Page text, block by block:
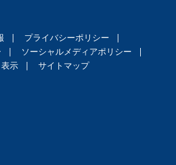
（競合行為後の受益者への重要事実の通
とができる事項
し書（分別管理の方法）
とができる事項
プライバシーポリシー
ソーシャルメディアポリシー
示
サイトマップ